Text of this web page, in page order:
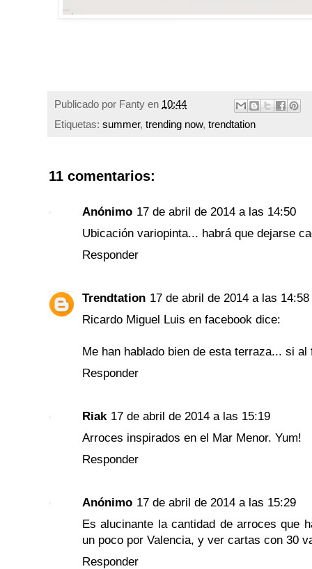
Publicado por Fanty en 10:44
Etiquetas: summer, trending now, trendtation
11 comentarios:
Anónimo 17 de abril de 2014 a las 14:50
Ubicación variopinta... habrá que dejarse
Responder
Trendtation 17 de abril de 2014 a las 14:58
Ricardo Miguel Luis en facebook dice:
Me han hablado bien de esta terraza... si al
Responder
Riak 17 de abril de 2014 a las 15:19
Arroces inspirados en el Mar Menor. Yum!
Responder
Anónimo 17 de abril de 2014 a las 15:29
Es alucinante la cantidad de arroces que
un poco por Valencia, y ver cartas con 30
Responder